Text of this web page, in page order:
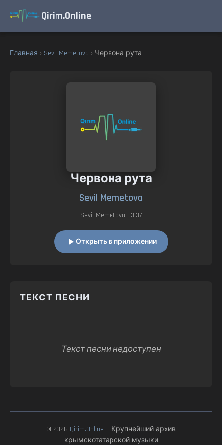
Qirim.Online
Главная › Sevil Memetova › Червона рута
Червона рута
Sevil Memetova
Sevil Memetova • 3:37
Открыть в приложении
ТЕКСТ ПЕСНИ
Текст песни недоступен
© 2026 Qirim.Online — Крупнейший архив
крымскотатарской музыки